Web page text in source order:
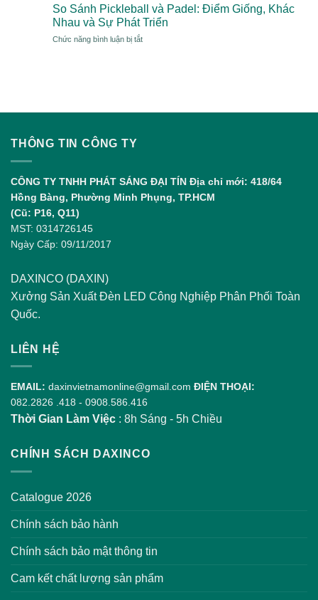
Biệt?
–
Giải
Chiếu
Tính
Tiền
Điện
Sử
So Sánh Pickleball và Padel: Điểm Giống, Khác
Nhau và Sự Phát Triển
Chức năng bình luận bị tắtở
Điểm
Phát
Triển
THÔNG TIN CÔNG TY
CÔNG TY TNHH PHÁT SÁNG ĐẠI TÍN Địa chỉ mới: 418/64
Hồng Bàng, Phường Minh Phụng, TP.HCM
(Cũ: P16, Q11)
MST: 0314726145
Ngày Cấp: 09/11/2017
DAXINCO (DAXIN)
Xưởng Sản Xuất Đèn LED Công Nghiệp Phân Phối Toàn
Quốc.
LIÊN HỆ
EMAIL: daxinvietnamonline@gmail.com ĐIỆN THOẠI:
082.2826 .418 - 0908.586.416
Thời Gian Làm Việc : 8h Sáng - 5h Chiều
CHÍNH SÁCH DAXINCO
Catalogue 2026
Chính sách bảo hành
Chính sách bảo mật thông tin
Cam kết chất lượng sản phẩm